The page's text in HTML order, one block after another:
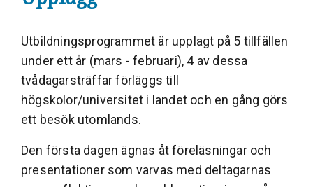
Utbildningsprogrammet är upplagt på 5 tillfällen
under ett år (mars - februari), 4 av dessa
tvådagarsträffar förläggs till
högskolor/universitet i landet och en gång görs
ett besök utomlands.
Den första dagen ägnas åt föreläsningar och
presentationer som varvas med deltagarnas